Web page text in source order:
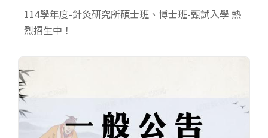
114學年度-針灸研究所碩士班、博士班-甄試入學 熱
烈招生中！